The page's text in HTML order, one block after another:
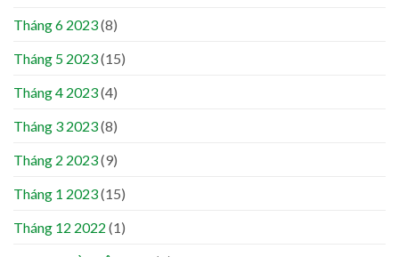
Tháng 6 2023(8)
Tháng 5 2023(15)
Tháng 4 2023(4)
Tháng 3 2023(8)
Tháng 2 2023(9)
Tháng 1 2023(15)
Tháng 12 2022 (1)